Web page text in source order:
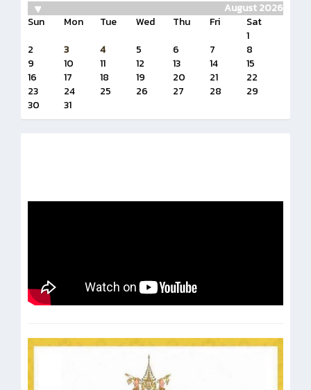
August 2026
Sun
Mon Tue Wed Thu Fri
Sat
1
2
3 4 5 6 7
8
9
10 11 12 13 14
15
16
17 18 19 20 21
22
23
24 25 26 27 28
29
30
31